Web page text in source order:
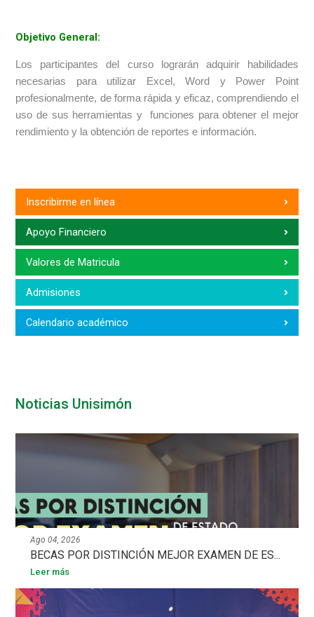
Objetivo General:
Los participantes del curso lograrán adquirir habilidades
necesarias para utilizar Excel, Word y Power Point
profesionalmente, de forma rápida y eficaz, comprendiendo el
uso de sus herramientas y funciones para obtener el mejor
rendimiento y la obtención de reportes e información.
Inscribirme en línea
Apoyo Financiero
Valores de Matricula
Admisiones
Calendario académico
Noticias Unisimón
Ago 04, 2026
BECAS POR DISTINCIÓN MEJOR EXAMEN DE ES...
Leer más